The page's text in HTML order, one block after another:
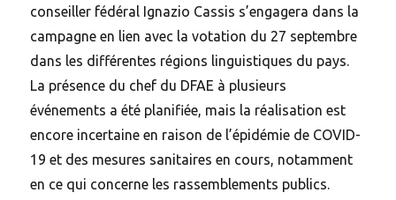
conseiller fédéral Ignazio Cassis s’engagera dans la
campagne en lien avec la votation du 27 septembre
dans les différentes régions linguistiques du pays.
La présence du chef du DFAE à plusieurs
événements a été planifiée, mais la réalisation est
encore incertaine en raison de l’épidémie de COVID-
19 et des mesures sanitaires en cours, notamment
en ce qui concerne les rassemblements publics.